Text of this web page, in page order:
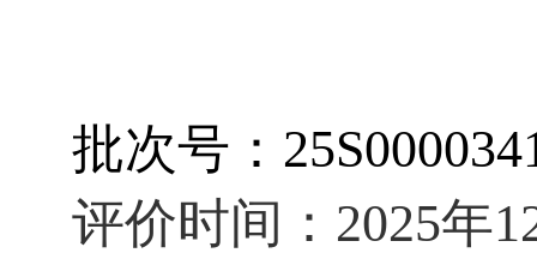
批次号：
评价时间： 2025年